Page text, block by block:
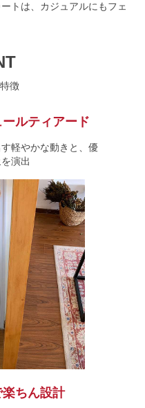
トは、カジュアルにもフェ
徴
ルティアード
軽やかな動きと、優
演出
ちん設計